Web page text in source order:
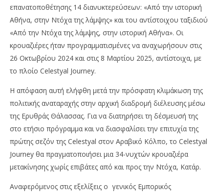
NOW VIEWING
Celestyal Cruises: Προχώρησε σε αλλαγές και
επανατοποθετήσεις στο πρόγραμμα της σεζόν
2024/2025
25/08/2024
pressroom
επανατοποθέτησης 14 διανυκτερεύσεων: «Από την ιστορική
Αθήνα, στην Ντόχα της λάμψης» και του αντίστοιχου ταξιδιού
«Από την Ντόχα της λάμψης, στην ιστορική Αθήνα». Οι
κρουαζιέρες ήταν προγραμματισμένες να αναχωρήσουν στις
26 Οκτωβρίου 2024 και στις 8 Μαρτίου 2025, αντίστοιχα, με
το πλοίο Celestyal Journey.
Η απόφαση αυτή ελήφθη μετά την πρόσφατη κλιμάκωση της
πολιτικής αναταραχής στην αρχική διαδρομή διέλευσης μέσω
της Ερυθράς Θάλασσας. Για να διατηρήσει τη δέσμευσή της
στο ετήσιο πρόγραμμα και να διασφαλίσει την επιτυχία της
πρώτης σεζόν της Celestyal στον Αραβικό Κόλπο, το Celestyal
Journey θα πραγματοποιήσει μια 34-νυχτών κρουαζιέρα
μετακίνησης χωρίς επιβάτες από και προς την Ντόχα, Κατάρ.
Αναφερόμενος στις εξελίξεις ο γενικός Εμπορικός